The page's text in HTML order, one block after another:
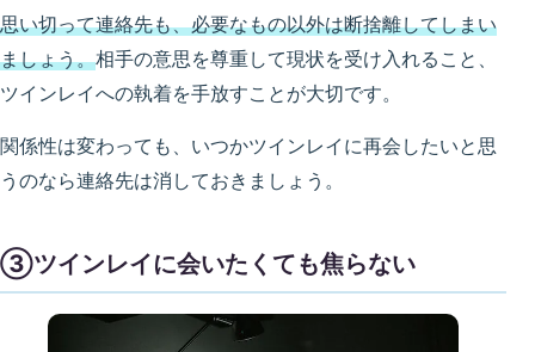
思い切って連絡先も、必要なもの以外は断捨離してしまい
ましょう。相手の意思を尊重して現状を受け入れること、
ツインレイへの執着を手放すことが大切です。
関係性は変わっても、いつかツインレイに再会したいと思
うのなら連絡先は消しておきましょう。
③ツインレイに会いたくても焦らない